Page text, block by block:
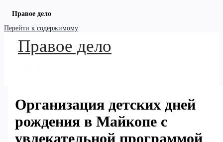
Правое дело
Перейти к содержимому
Правое дело
Организация детских дней
рождения в Майкопе с
увлекательной программой